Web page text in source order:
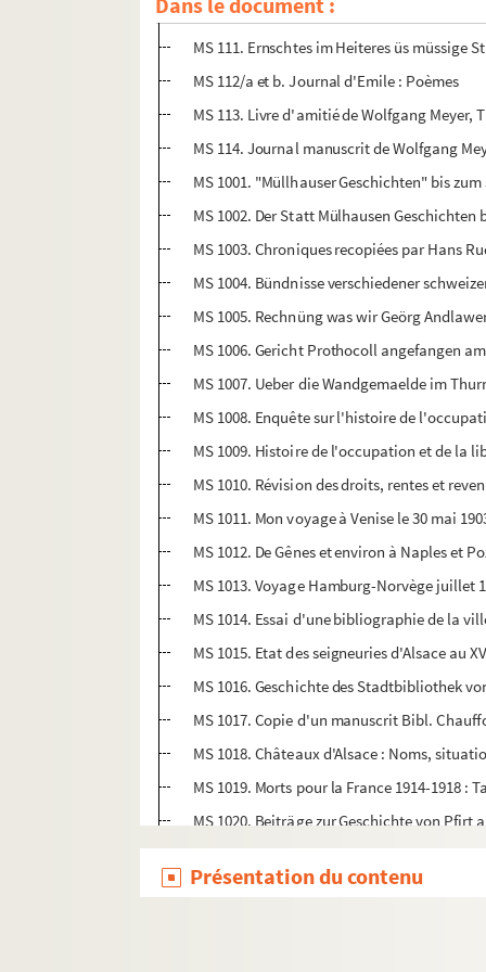
MS 110. Die Gefaesspflanzen des Kreises
MS 111. Ernschtes im Heiteres üs müssige
MS 112/a et b. Journal d'Emile : Poèmes
MS 113. Livre d'amitié de Wolfgang Meyer,
MS 114. Journal manuscrit de Wolfgang
MS 1001. "Müllhauser Geschichten" bis
MS 1002. Der Statt Mülhausen Geschichten
MS 1003. Chroniques recopiées par Hans
MS 1004. Bündnisse verschiedener
MS 1005. Rechnüng was wir Geörg
MS 1006. Gericht Prothocoll angefangen
MS 1007. Ueber die Wandgemaelde im
MS 1008. Enquête sur l'histoire de
MS 1009. Histoire de l'occupation et de la
MS 1010. Révision des droits, rentes et
MS 1011. Mon voyage à Venise le 30 mai
MS 1012. De Gênes et environ à Naples et
MS 1013. Voyage Hamburg-Norvège
MS 1014. Essai d'une bibliographie de la
MS 1015. Etat des seigneuries d'Alsace au
MS 1016. Geschichte des Stadtbibliothek
MS 1017. Copie d'un manuscrit Bibl.
MS 1018. Châteaux d'Alsace : Noms,
MS 1019. Morts pour la France 1914-1918 :
MS 1020. Beiträge zur Geschichte von
MS 1021. Valses pour piano à quatre
MS 1022. Mémoire sur le poste de Bitche ;
Présentation du contenu